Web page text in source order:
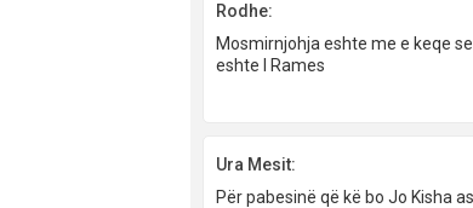
Rodhe:
Mosmirnjohja eshte me e keqe
eshte I Rames
Ura Mesit:
Për pabesinë që kë bo Jo Kisha